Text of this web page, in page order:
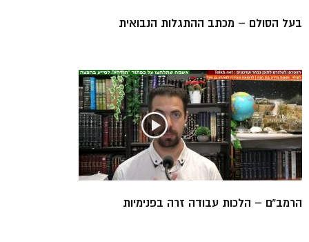
בעל הסולם – מכתב ההתגלות הנבואית
הרמב”ם – הלכות עבודה זרה בפנימיות